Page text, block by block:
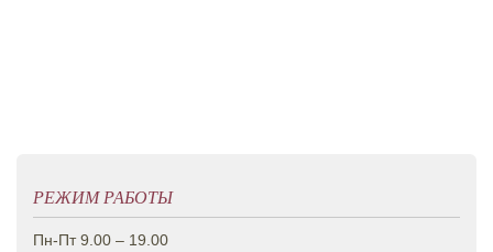
РЕЖИМ РАБОТЫ
Пн-Пт 9.00 – 19.00